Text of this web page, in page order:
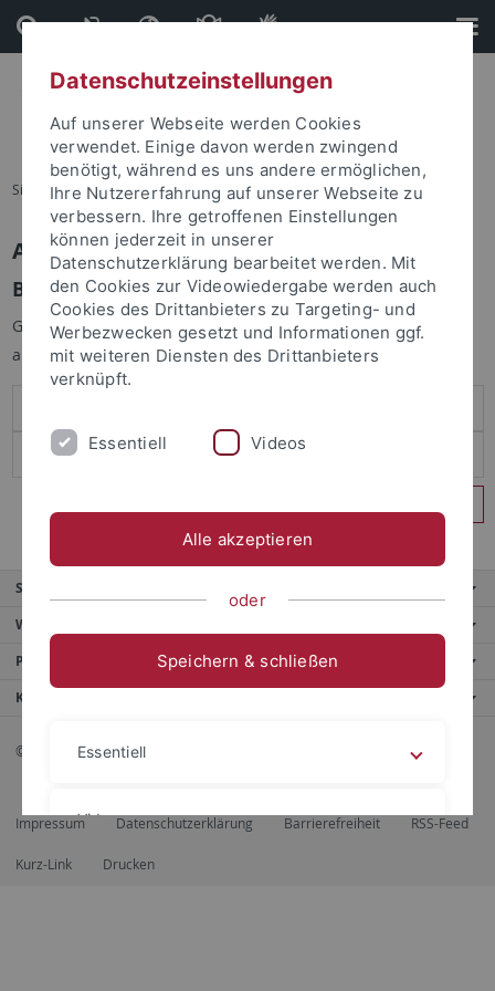
Direkt
zum
Inhalt
Direkt
zur
Fußleiste
Sie sind hier: Startseite
Anmelden
Benutzeranmeldung
Geben Sie Ihren Benutzernamen und Ihr Passwort an um sich
anzumelden:
Service
Weitere Angebote
Portale
Kontaktinfo
© 2026 Eberhard Karls Universität Tübingen, Tübingen
Impressum Datenschutzerklärung Barrierefreiheit RSS-Feed
Kurz-Link Drucken
Datenschutzeinstellungen
Auf unserer Webseite werden Cookies
verwendet. Einige davon werden zwingend
benötigt, während es uns andere ermöglichen,
Ihre Nutzererfahrung auf unserer Webseite zu
verbessern. Ihre getroffenen Einstellungen
können jederzeit in unserer
Datenschutzerklärung bearbeitet werden. Mit
den Cookies zur Videowiedergabe werden auch
Cookies des Drittanbieters zu Targeting- und
Werbezwecken gesetzt und Informationen ggf.
mit weiteren Diensten des Drittanbieters
verknüpft.
Essentiell Videos
Alle akzeptieren
oder
Speichern & schließen
Essentiell
Videos